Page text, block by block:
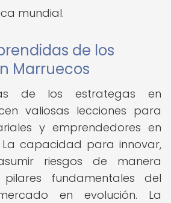
mundial.
de los
Marruecos
de los estrategas en
valiosas lecciones para
y emprendedores en
capacidad para innovar,
riesgos de manera
fundamentales del
en evolución. La